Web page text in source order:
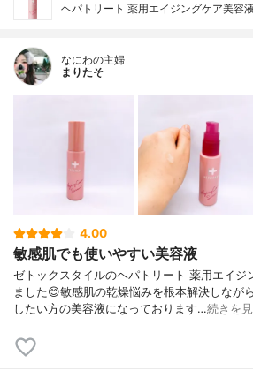
ヘパトリート 薬用エイジングケア美容
なにわの主婦
まりたそ
4.00
敏感肌でも使いやすい美容液
ゼトックスタイルのヘパトリート 薬用エイジ
ました😊敏感肌の乾燥悩みを根本解決しなが
したい方の美容液になっております…続きを